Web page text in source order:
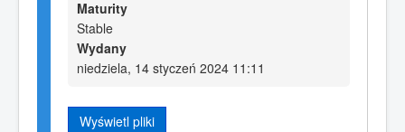
Maturity
Stable
Wydany
niedziela, 14 styczeń 2024 11:11
Wyświetl pliki